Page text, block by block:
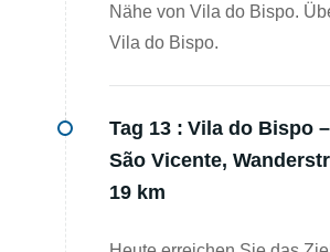
Nähe von Vila do Bispo.
Vila do Bispo.
Tag 13 : Vila do Bispo
São Vicente,
19 km